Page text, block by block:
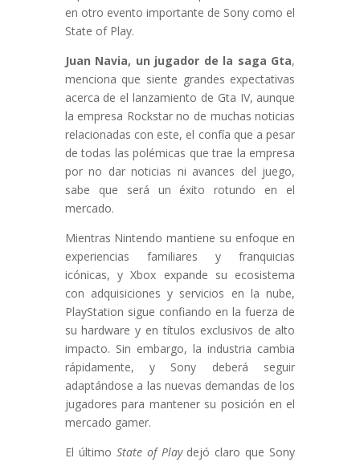
en otro evento importante de Sony como el
State of Play.
Juan Navia, un jugador de la saga Gta,
menciona que siente grandes expectativas
acerca de el lanzamiento de Gta IV, aunque
la empresa Rockstar no de muchas noticias
relacionadas con este, el confía que a pesar
de todas las polémicas que trae la empresa
por no dar noticias ni avances del juego,
sabe que será un éxito rotundo en el
mercado.
Mientras Nintendo mantiene su enfoque en
experiencias familiares y franquicias
icónicas, y Xbox expande su ecosistema
con adquisiciones y servicios en la nube,
PlayStation sigue confiando en la fuerza de
su hardware y en títulos exclusivos de alto
impacto. Sin embargo, la industria cambia
rápidamente, y Sony deberá seguir
adaptándose a las nuevas demandas de los
jugadores para mantener su posición en el
mercado gamer.
El último State of Playdejó claro que Sony